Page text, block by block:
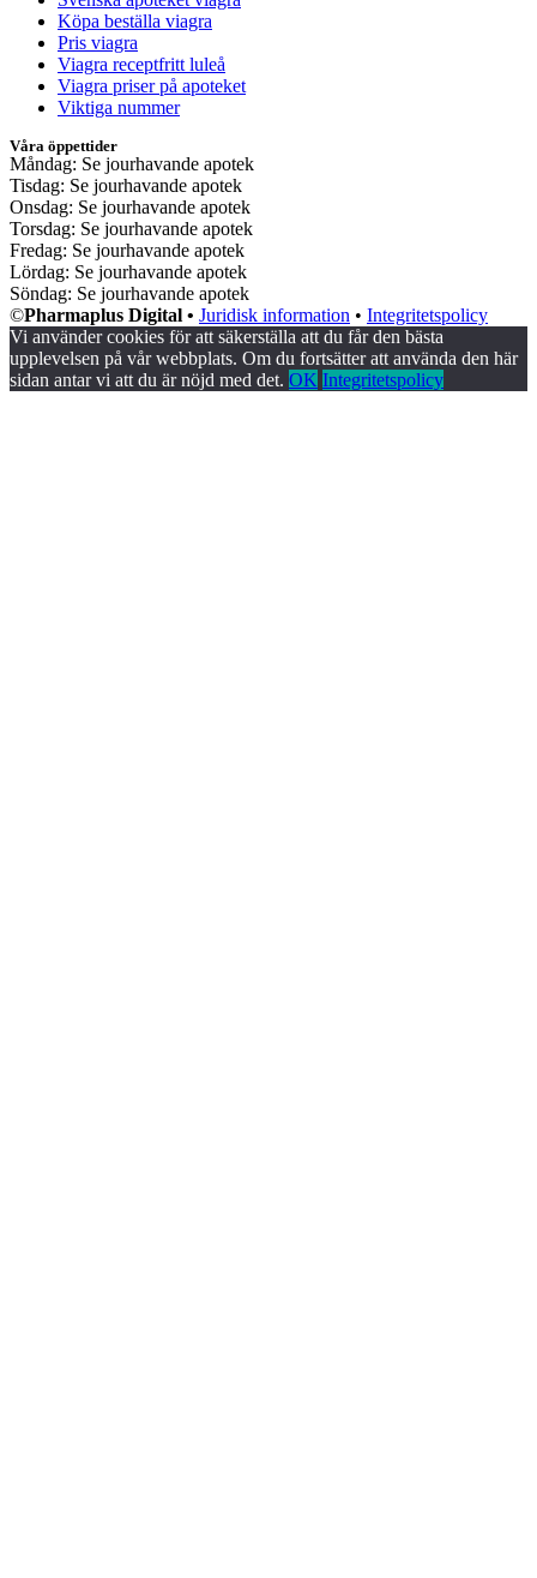
Köpa beställa viagra
Pris viagra
Viagra receptfritt luleå
Viagra priser på apoteket
Viktiga nummer
Våra öppettider
Måndag: Se jourhavande apotek
Tisdag: Se jourhavande apotek
Onsdag: Se jourhavande apotek
Torsdag: Se jourhavande apotek
Fredag: Se jourhavande apotek
Lördag: Se jourhavande apotek
Söndag: Se jourhavande apotek
©Pharmaplus Digital • Juridisk information • Integritetspolicy
Vi använder cookies för att säkerställa att du får den bästa
upplevelsen på vår webbplats. Om du fortsätter att använda den här
sidan antar vi att du är nöjd med det. OK Integritetspolicy